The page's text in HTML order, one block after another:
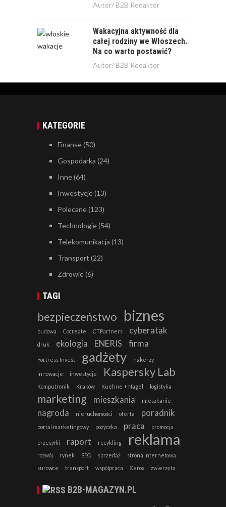
Autor/ B2B Redaktor
Wakacyjna aktywność dla
całej rodziny we Włoszech.
Na co warto postawić?
Autor/ B2B Redaktor
KATEGORIE
Finanse(50)
Gospodarka (24)
Inne(64)
Inwestycje(13)
Polecane(123)
Technologie(54)
Telekomunikacja (13)
Transport (22)
Zdrowie(6)
TAGI
bezpieczeństwo biznes
budowa Cocreate CTPartners cyberatak
druk ekologia ENERIS firma
Fortress Invest gadżety hakerzy
innowacje inwestycje Kaspersky Lab
Komputronik Kraków Kuehne + Nagel logistyka
marketing mieszkania mieszkanie
nagroda nieruchomości oferta poradnik
portal marketingowy pożyczka praca promocja
przesyłki raport recykling reklama
rozwój rynek SEO sprzedaż
strona internetowa
surowce
transport współpraca Xerox zwierzęta
B2B-MAGAZYN.PL